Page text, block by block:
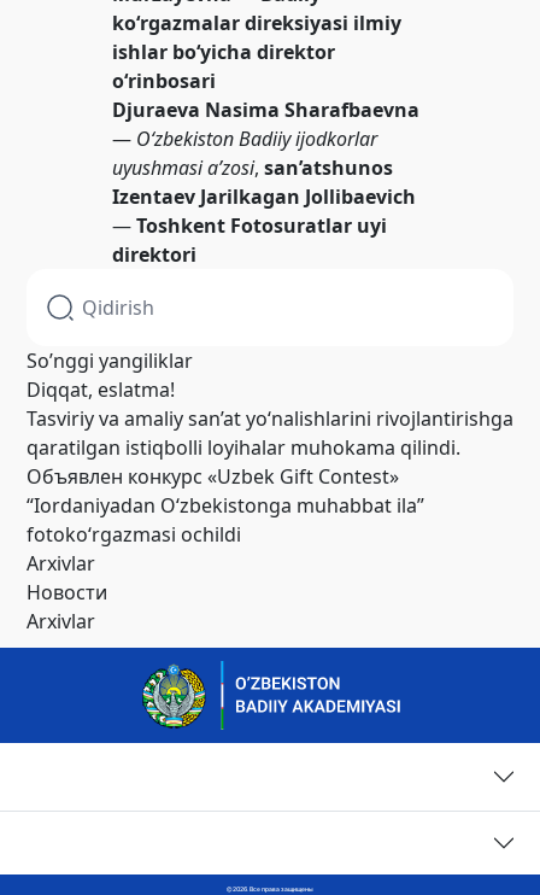
ko‘rgazmalar direksiyasi ilmiy
ishlar bo‘yicha direktor
o‘rinbosari
Djuraeva Nasima Sharafbaevna
— O‘zbekiston Badiiy ijodkorlar
uyushmasi a’zosi,san’atshunos
Izentaev Jarilkagan Jollibaevich
—Toshkent Fotosuratlar uyi
direktori
So’nggi yangiliklar
Diqqat, eslatma!
Tasviriy va amaliy san’at yo‘nalishlarini rivojlantirishga
qaratilgan istiqbolli loyihalar muhokama qilindi.
Объявлен конкурс «Uzbek Gift Contest»
“Iordaniyadan O‘zbekistonga muhabbat ila”
fotoko‘rgazmasi ochildi
Arxivlar
Новости
Arxivlar
© 2026. Все права защищены